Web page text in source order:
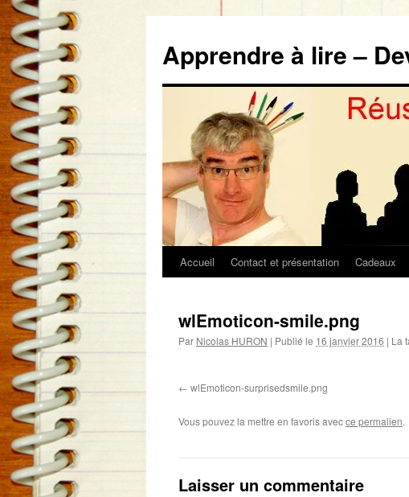
contenu
Apprendre à lire –
Accueil Contact et présentation Cadeaux
wlEmoticon-smile.png
Par Nicolas HURON | Publié le 16 janvier 2016 | La
wlEmoticon-surprisedsmile.png
Vous pouvez la mettre en favoris avecce permalien.
Laisser un commentaire